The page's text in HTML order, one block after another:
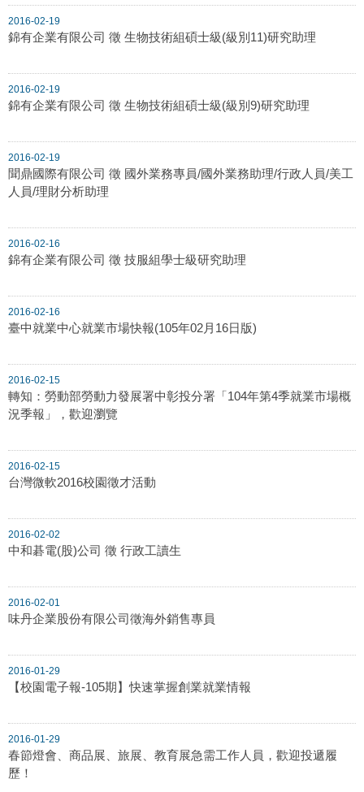
2016-02-19
錦有企業有限公司 徵 生物技術組碩士級(級別11)研究助理
2016-02-19
錦有企業有限公司 徵 生物技術組碩士級(級別9)研究助理
2016-02-19
聞鼎國際有限公司 徵 國外業務專員/國外業務助理/行政人員/美工
人員/理財分析助理
2016-02-16
錦有企業有限公司 徵 技服組學士級研究助理
2016-02-16
臺中就業中心就業市場快報(105年02月16日版)
2016-02-15
轉知：勞動部勞動力發展署中彰投分署「104年第4季就業市場概
況季報」，歡迎瀏覽
2016-02-15
台灣微軟2016校園徵才活動
2016-02-02
中和碁電(股)公司 徵 行政工讀生
2016-02-01
味丹企業股份有限公司徵海外銷售專員
2016-01-29
【校園電子報-105期】快速掌握創業就業情報
2016-01-29
春節燈會、商品展、旅展、教育展急需工作人員，歡迎投遞履
歷！